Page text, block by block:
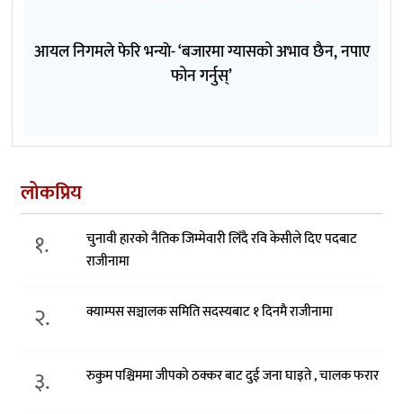
आयल निगमले फेरि भन्याे- ‘बजारमा ग्यासको अभाव छैन, नपाए
फोन गर्नुस्’
लोकप्रिय
१.
चुनावी हारको नैतिक जिम्मेवारी लिँदै रवि केसीले दिए पदबाट
राजीनामा
२. क्याम्पस सञ्चालक समिति सदस्यबाट १ दिनमै राजीनामा
३. रुकुम पश्चिममा जीपको ठक्कर बाट दुई जना घाइते , चालक फरार